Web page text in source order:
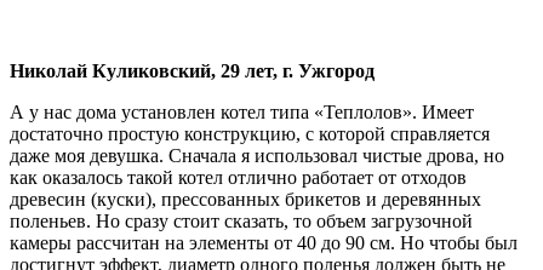
Николай Куликовский, 29 лет, г. Ужгород
А у нас дома установлен котел типа «Теплолов». Имеет
достаточно простую конструкцию, с которой справляется
даже моя девушка. Сначала я использовал чистые дрова, но
как оказалось такой котел отлично работает от отходов
древесин (куски), прессованных брикетов и деревянных
поленьев. Но сразу стоит сказать, то объем загрузочной
камеры рассчитан на элементы от 40 до 90 см. Но чтобы был
достигнут эффект, диаметр одного поленья должен быть не